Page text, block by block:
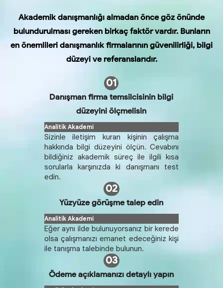
Akademik danışmanlığı almadan önce göz önünde
bulundurulması gereken birkaç faktör vardır. Bunların
en önemlileri danışmanlık firmalarının güvenilirliği, bilgi
düzeyi ve referanslarıdır.
01
Danışman firma temsilcisinin bilgi
düzeyini ölçmelisin
Sizinle iletişim kuran kişinin çalışma
hakkında bilgi düzeyini ölçün. Cevabını
bildiğiniz akademik süreç ile ilgili kısa
sorularla karşınızda ki danışmanı test
edin.
02
Yüzyüze görüşme talep edin
Eğer aynı ilde bulunuyorsanız bir kerede
olsa çalışmanızı emanet edeceğiniz kişi
ile tanışma talebinde bulunun.
03
Ödeme açıklamanızı detaylı yapın